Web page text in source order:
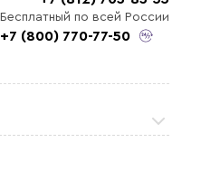
Бесплатный по всей России
+7 (800) 770-77-50